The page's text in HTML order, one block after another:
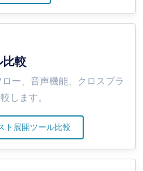
較
ー、音声機能、クロスプラ
します。
ト展開ツール比較